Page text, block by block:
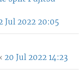
Jul 2022 20:05
20 Jul 2022 14:23